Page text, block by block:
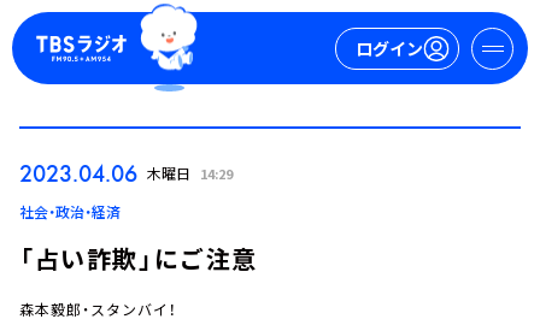
ログイン
2023.04.06 木曜日 14:29
社会・政治・経済
「占い詐欺」にご注意
森本毅郎・スタンバイ！